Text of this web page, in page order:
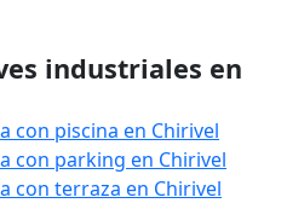
industriales en
con piscina en Chirivel
con parking en Chirivel
con terraza en Chirivel